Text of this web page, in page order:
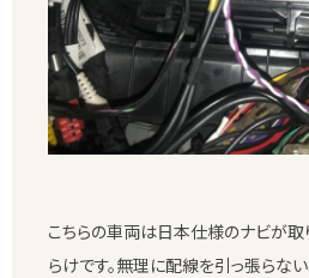
こちらの車両は日本仕様のナビが
らけです。無理に配線を引っ張らな